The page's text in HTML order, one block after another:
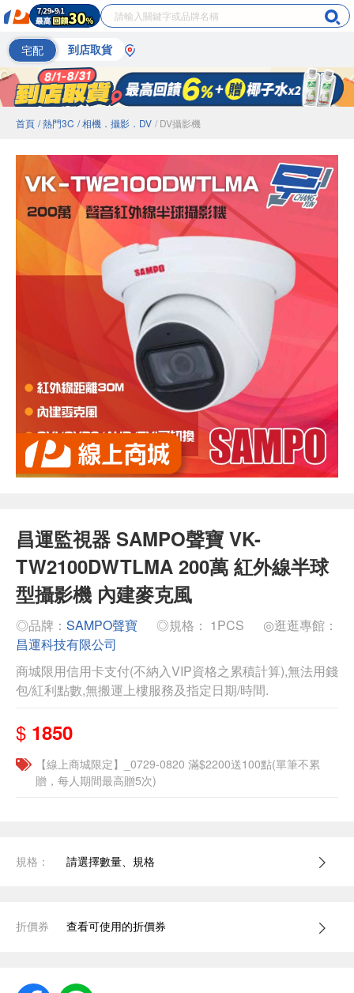
宅配 到店取貨
首頁 / 熱門3C / 相機．攝影．DV / DV攝影機
昌運監視器 SAMPO聲寶 VK-
TW2100DWTLMA 200萬 紅外線半球
型攝影機 內建麥克風
◎品牌： SAMPO聲寶 ◎規格： 1PCS
◎逛逛專館：
昌運科技有限公司
商城限用信用卡支付(不納入VIP資格之累積計算),無法用錢
包/紅利點數,無搬運上樓服務及指定日期/時間.
$ 1850
【線上商城限定】_0729-0820 滿$2200送100點(單筆不累
贈，每人期間最高贈5次)
規格： 請選擇數量、規格
折價券 查看可使用的折價券